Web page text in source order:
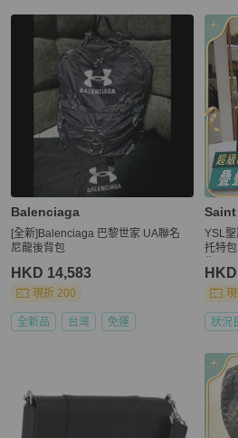
更多相似Balenciaga男包推薦精品
Balenciaga
[全新]Balenciaga 巴黎世家 UA聯名
尼龍後背包
HKD 14,583
現折 200
全新品 台灣 免運
YSL聖
托特
狀況